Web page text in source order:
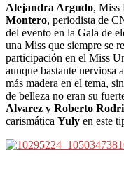
Alejandra Argudo, Miss
Montero, periodista de
del evento en la Gala de
una Miss que siempre se
participación en el Miss
aunque bastante nerviosa
más madera en el tema,
de belleza no eran su
Alvarez y Roberto
carismática Yuly en este